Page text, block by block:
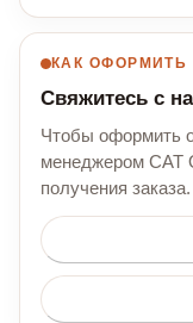
КАК ОФОРМИТЬ
Свяжитесь с
Чтобы оформить
менеджером CAT
получения заказа.